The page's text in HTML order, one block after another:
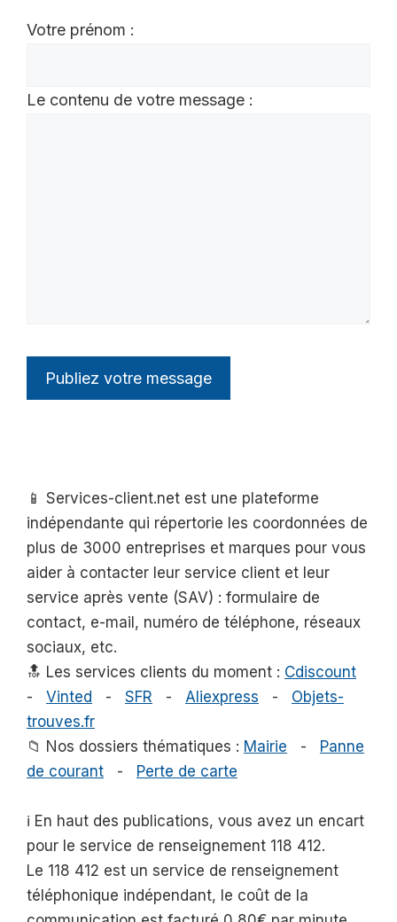
Votre prénom :
Le contenu de votre message :
📱 Services-client.net est une plateforme
indépendante qui répertorie les coordonnées de
plus de 3000 entreprises et marques pour vous
aider à contacter leur service client et leur
service après vente (SAV) : formulaire de
contact, e-mail, numéro de téléphone, réseaux
sociaux, etc.
🔝 Les services clients du moment : Cdiscount
- Vinted - SFR - Aliexpress - Objets-
trouves.fr
📁 Nos dossiers thématiques : Mairie - Panne
de courant - Perte de carte
ℹ️ En haut des publications, vous avez un encart
pour le service de renseignement 118 412.
Le 118 412 est un service de renseignement
téléphonique indépendant, le coût de la